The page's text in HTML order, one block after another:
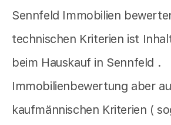
Sennfeld Immobilien
technischen Kriterien ist
beim Hauskauf in Sennfeld .
Immobilienbewertung aber
kaufmännischen Kriterien (